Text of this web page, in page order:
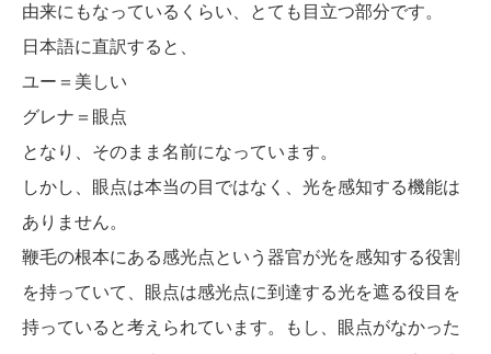
由来にもなっているくらい、とても目立つ部分です。
日本語に直訳すると、
ユー＝美しい
グレナ＝眼点
となり、そのまま名前になっています。
しかし、眼点は本当の目ではなく、光を感知する機能は
ありません。
鞭毛の根本にある感光点という器官が光を感知する役割
を持っていて、眼点は感光点に到達する光を遮る役目を
持っていると考えられています。もし、眼点がなかった